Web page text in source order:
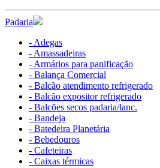
Padaria
- Adegas
- Amassadeiras
- Armários para panificação
- Balança Comercial
- Balcão atendimento refrigerado
- Balcão expositor refrigerado
- Balcões secos padaria/lanc.
- Bandeja
- Batedeira Planetária
- Bebedouros
- Cafeteiras
- Caixas térmicas